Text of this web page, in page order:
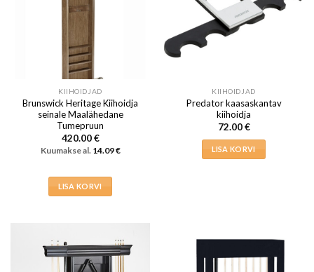
KIIHOIDJAD
Brunswick Heritage Kiihoidja
seinale Maalähedane
Tumepruun
420.00€
Kuumakse al. 14.09€
LISA KORVI
KIIHOIDJAD
Predator kaasaskantav
kiihoidja
72.00€
LISA KORVI